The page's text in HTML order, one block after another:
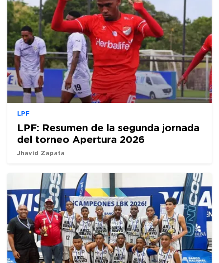
LPF
LPF: Resumen de la segunda jornada
del torneo Apertura 2026
Jhavid Zapata